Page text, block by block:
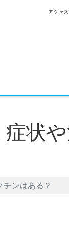
アクセ
状
チンはある？